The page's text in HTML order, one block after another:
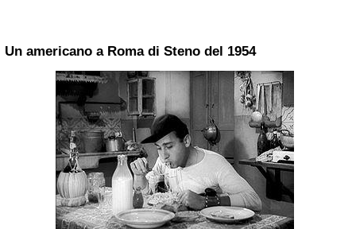
Un americano a Roma di Steno del 1954